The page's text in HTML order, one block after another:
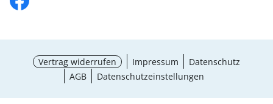
Vertrag widerrufen Impressum
Datenschutz
AGB
Datenschutzeinstellungen